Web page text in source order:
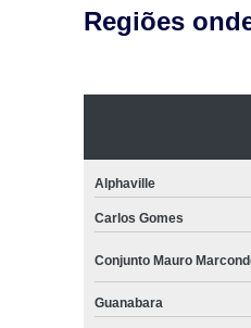
Regiões
Alphaville
Carlos Gomes
Conjunto Mauro
Guanabara